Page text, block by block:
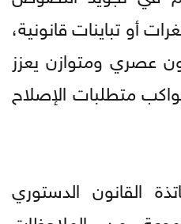
أو تباينات قانونية،
عصري ومتوازن يعزز
متطلبات الإصلاح
القانون الدستوري